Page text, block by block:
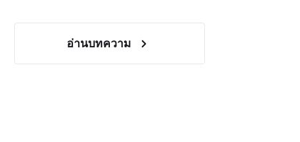
อ่านบทความ